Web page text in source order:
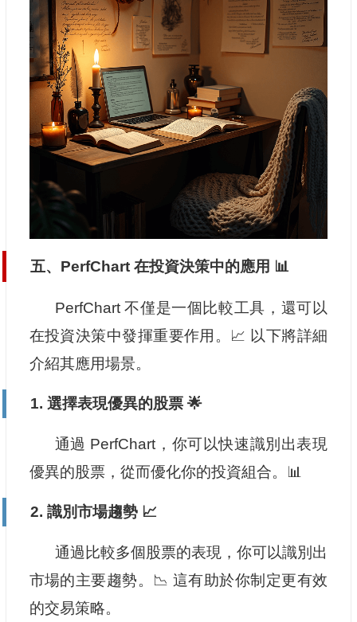
五、PerfChart 在投資決策中的應用 📊
PerfChart 不僅是一個比較工具，還可以
在投資決策中發揮重要作用。📈 以下將詳細
介紹其應用場景。
1. 選擇表現優異的股票 🌟
通過 PerfChart，你可以快速識別出表現
優異的股票，從而優化你的投資組合。📊
2. 識別市場趨勢 📈
通過比較多個股票的表現，你可以識別出
市場的主要趨勢。📉 這有助於你制定更有效
的交易策略。